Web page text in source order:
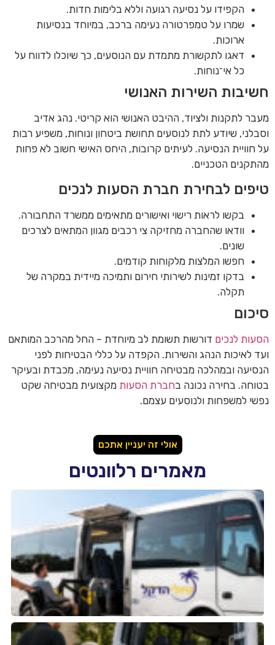
הקפידו על נסיעה רגועה וללא בלימות חדות.
שמרו על טמפרטורה נעימה ברכב, במיוחד בנסיעות
ארוכות.
דאגו לתקשורת מתמדת עם הנוסעים, כך שיוכלו לדווח על
כל אי־נוחות.
חשיבות השירות האנושי
מעבר לתקנות ולציוד, ההיבט האנושי הוא קריטי. נהג אדיב
וסבלני, שיודע לתת לנוסעים תחושת ביטחון ונוחות, משפיע רבות
על חוויית הנסיעה. לעיתים קרובות, היחס האישי חשוב לא פחות
מהתקנים הטכניים.
טיפים לבחירת חברת הסעות לנכים
בקשו לראות רישוי ואישורים מתאימים ממשרד התחבורה.
וודאו שהחברה מחזיקה צי רכבים מגוון המתאים לצרכים
שונים.
חפשו המלצות מלקוחות קודמים.
בדקו זמינות לשירותי חירום ותמיכה מיידית במקרה של
תקלה.
סיכום
הסעות לנכים דורשות תשומת לב מיוחדת – החל מהרכב המותאם
ועד לאיכות הנהג והשירות. הקפדה על כללי הבטיחות לפני
הנסיעה ובמהלכה מבטיחה חוויית נסיעה נעימה, מכבדת ובעיקר
בטוחה. בחירה נכונה בחברת הסעות מקצועית מבטיחה שקט
נפשי למשפחות ולנוסעים עצמם.
אולי זה יעניין אתכם
מאמרים רלוונטים